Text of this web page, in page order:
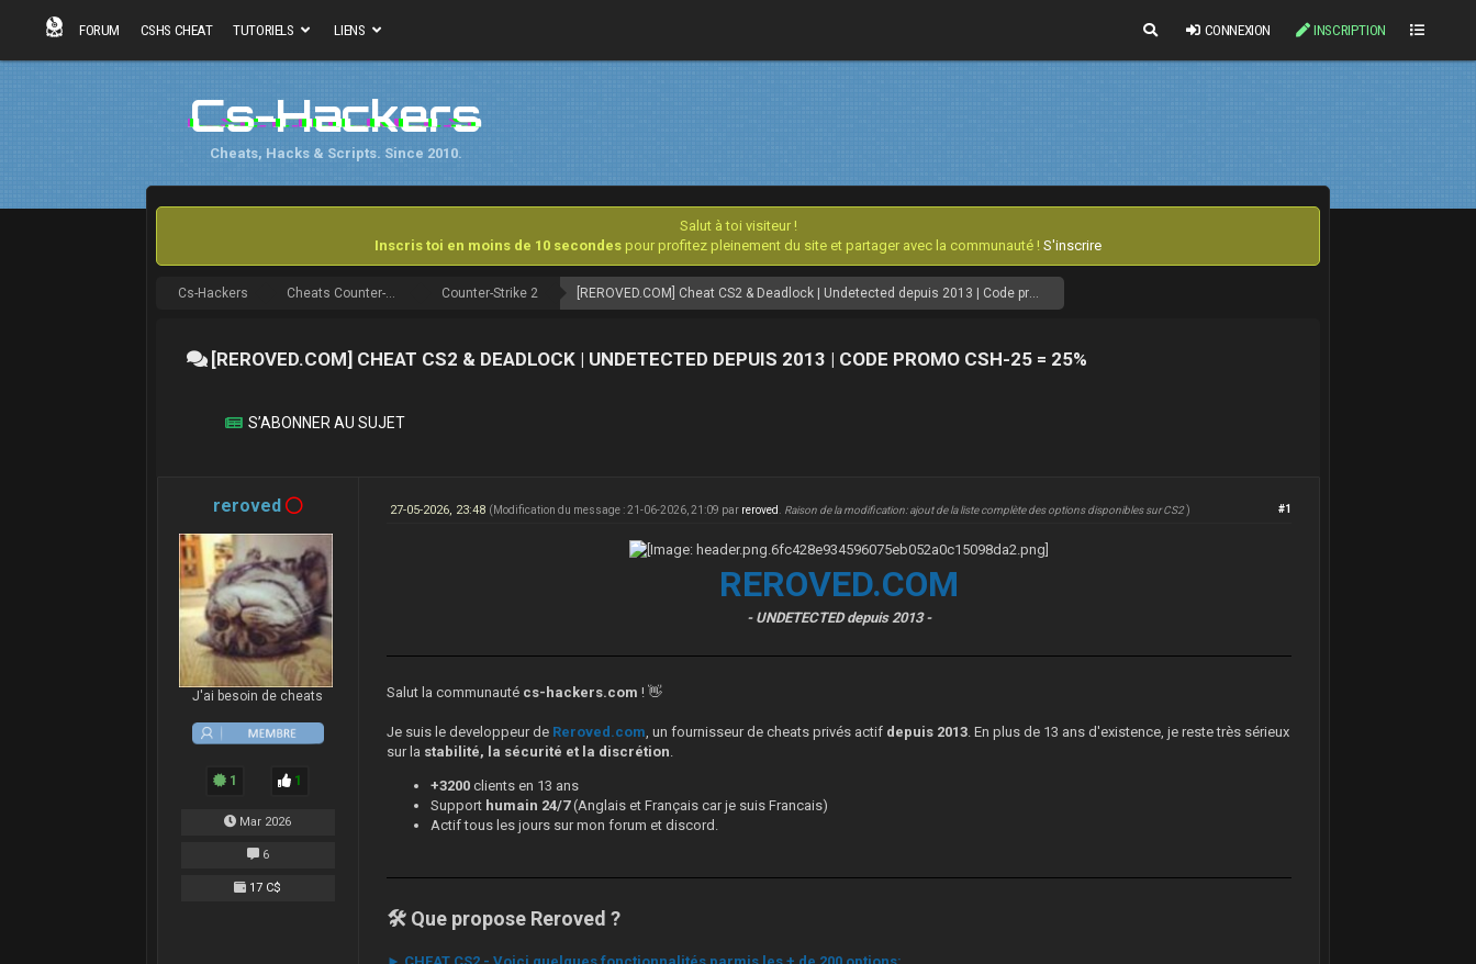
CONNEXION INSCRIPTION
FORUM CSHS CHEAT TUTORIELS LIENS
Cs-Hackers
Cheats, Hacks & Scripts. Since 2010.
Salut à toi visiteur !
Inscris toi en moins de 10 secondes pour profitez pleinement du site et partager avec la communauté ! S'inscrire
Cs-Hackers Cheats Counter-Strike Counter-Strike 2 [REROVED.COM] Cheat CS2 & Deadlock | Undetected depuis 2013 | Code promo CSH-25 = 25%
[REROVED.COM] CHEAT CS2 & DEADLOCK | UNDETECTED DEPUIS 2013 | CODE PROMO CSH-25 = 25%
S’ABONNER AU SUJET
reroved
J'ai besoin de cheats
1 1
Mar 2026
6
17 C$
#1
27-05-2026, 23:48 (Modification du message : 21-06-2026, 21:09 par reroved Raison de la modification: ajout de la liste complète des options disponibles sur CS2 )
REROVED.COM
- UNDETECTED depuis 2013 -
Salut la communauté cs-hackers.com ! 👋
Je suis le developpeur de Reroved.com, un fournisseur de cheats privés actif depuis 2013. En plus de 13 ans d'existence, je reste très sérieux
sur la stabilité, la sécurité et la discrétion.
+3200clients en 13 ans
Support humain 24/7(Anglais et Français car je suis Francais)
Actif tous les jours sur mon forum et discord.
🛠️ Que propose Reroved ?